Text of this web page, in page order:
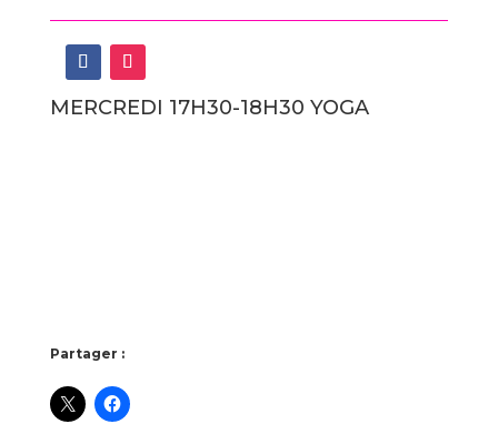
MERCREDI 17H30-18H30 YOGA
Partager :